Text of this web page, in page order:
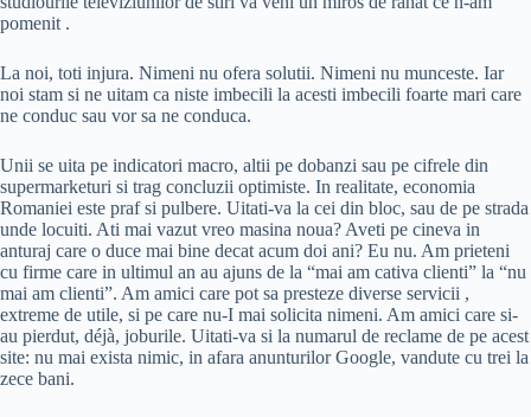
pomenit .
La noi, toti injura. Nimeni nu ofera solutii. Nimeni nu munceste. Iar
noi stam si ne uitam ca niste imbecili la acesti imbecili foarte mari care
ne conduc sau vor sa ne conduca.
Unii se uita pe indicatori macro, altii pe dobanzi sau pe cifrele din
supermarketuri si trag concluzii optimiste. In realitate, economia
Romaniei este praf si pulbere. Uitati-va la cei din bloc, sau de pe strada
unde locuiti. Ati mai vazut vreo masina noua? Aveti pe cineva in
anturaj care o duce mai bine decat acum doi ani? Eu nu. Am prieteni
cu firme care in ultimul an au ajuns de la “mai am cativa clienti” la “nu
mai am clienti”. Am amici care pot sa presteze diverse servicii ,
extreme de utile, si pe care nu-I mai solicita nimeni. Am amici care si-
au pierdut, déjà, joburile. Uitati-va si la numarul de reclame de pe acest
site: nu mai exista nimic, in afara anunturilor Google, vandute cu trei la
zece bani.